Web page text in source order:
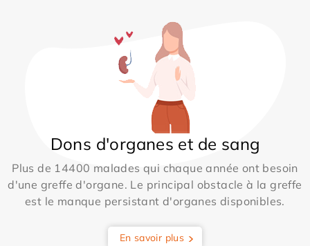
Dons d'organes et de sang
Plus de 14400 malades qui chaque année ont besoin
d'une greffe d'organe. Le principal obstacle à la greffe
est le manque persistant d'organes disponibles.
En savoir plus